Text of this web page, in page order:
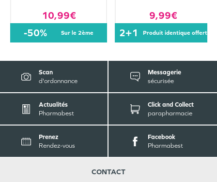
10,99€
-50% sur le 2ème
9,99€
2+1 produit identique offert
Scan
d'ordonnance
Messagerie
sécurisée
Actualités
Pharmabest
Click and Collect
parapharmacie
Prenez
Rendez-vous
Facebook
Pharmabest
CONTACT